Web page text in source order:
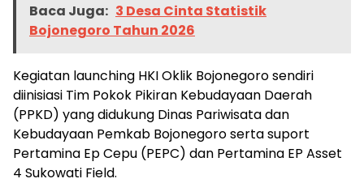
Baca Juga: 3 Desa Cinta Statistik
Bojonegoro Tahun 2026
Kegiatan launching HKI Oklik Bojonegoro sendiri
diinisiasi Tim Pokok Pikiran Kebudayaan Daerah
(PPKD) yang didukung Dinas Pariwisata dan
Kebudayaan Pemkab Bojonegoro serta suport
Pertamina Ep Cepu (PEPC) dan Pertamina EP Asset
4 Sukowati Field.